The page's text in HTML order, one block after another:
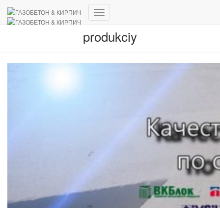
Переключить
навигацию
produkciy